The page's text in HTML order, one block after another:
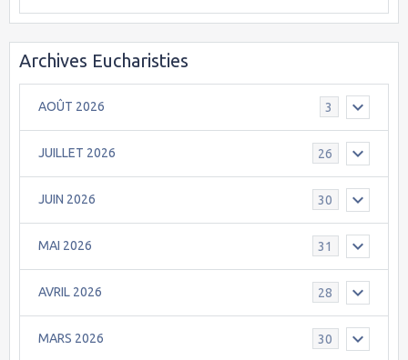
Archives Eucharisties
AOÛT 2026 3
JUILLET 2026 26
JUIN 2026 30
MAI 2026 31
AVRIL 2026 28
MARS 2026 30